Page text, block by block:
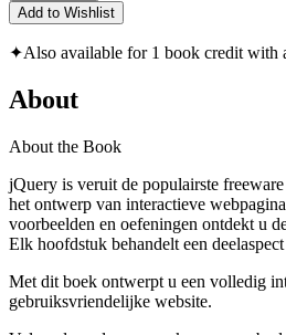
Add to Wishlist
✦Also available for 1 book credit with
About
About the Book
jQuery is veruit de populairste
het ontwerp van interactieve
voorbeelden en oefeningen ontdekt u
Elk hoofdstuk behandelt een
Met dit boek ontwerpt u een volledig
gebruiksvriendelijke website.